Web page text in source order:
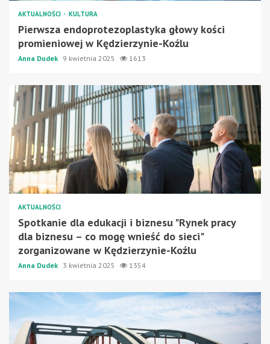
AKTUALNOŚCI KULTURA
Pierwsza endoprotezoplastyka głowy kości
promieniowej w Kędzierzynie-Koźlu
Anna Dudek 9 kwietnia 2025 1613
AKTUALNOŚCI
Spotkanie dla edukacji i biznesu "Rynek pracy
dla biznesu – co mogę wnieść do sieci"
zorganizowane w Kędzierzynie-Koźlu
Anna Dudek 3 kwietnia 2025 1354